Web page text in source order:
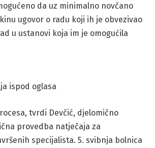
da uz minimalno novčano
ugovor o radu koji ih je obvezivao
u ustanovi koja im je omogućila
ispod oglasa
tvrdi Devčić, djelomično
provedba natječaja za
specijalista. 5. svibnja bolnica